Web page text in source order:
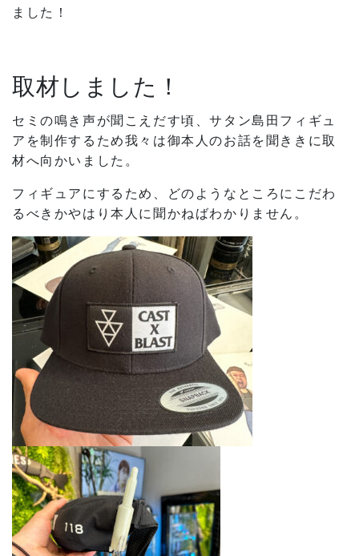
ました！
取材しました！
セミの鳴き声が聞こえだす頃、サタン島田フィギュ
アを制作するため我々は御本人のお話を聞ききに取
材へ向かいました。
フィギュアにするため、どのようなところにこだわ
るべきかやはり本人に聞かねばわかりません。